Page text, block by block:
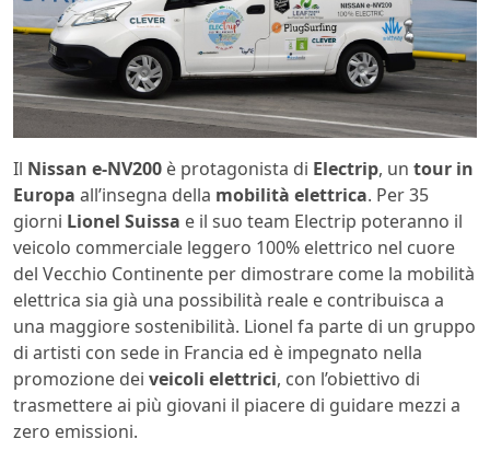
Il Nissan e-NV200 è protagonista di Electrip, un tour in
Europa all’insegna della mobilità elettrica. Per 35
giorni Lionel Suissa e il suo team Electrip poteranno il
veicolo commerciale leggero 100% elettrico nel cuore
del Vecchio Continente per dimostrare come la mobilità
elettrica sia già una possibilità reale e contribuisca a
una maggiore sostenibilità. Lionel fa parte di un gruppo
di artisti con sede in Francia ed è impegnato nella
promozione dei veicoli elettrici, con l’obiettivo di
trasmettere ai più giovani il piacere di guidare mezzi a
zero emissioni.